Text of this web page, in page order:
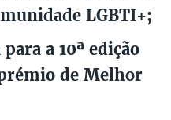
LGBTI+;
a 10ª edição
de Melhor